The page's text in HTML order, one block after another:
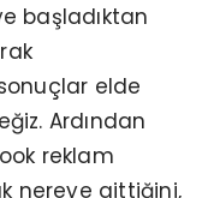
başladıktan
elde
Ardından
reklam
nereye gittiğini,